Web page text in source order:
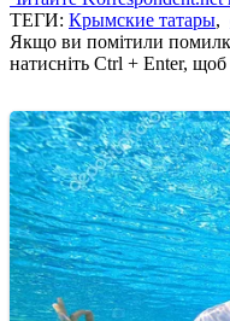
ТЕГИ: Крымские татары,
Якщо ви помітили
натисніть Ctrl + Enter,